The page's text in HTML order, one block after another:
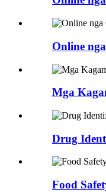
Online
Mga
Drug
Food